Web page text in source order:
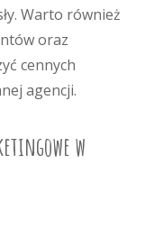
Warto również
oraz
cennych
agencji.
w